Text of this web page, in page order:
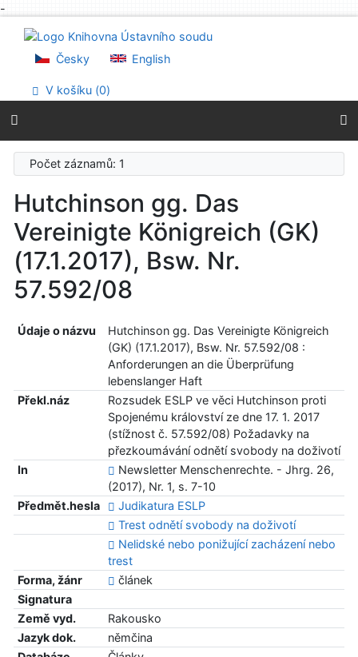
-
Přejít na menu
Prohlášení o webové přístupnosti
Česky English
V košíku (0)
Počet záznamů: 1
Hutchinson gg. Das
Vereinigte Königreich (GK)
(17.1.2017), Bsw. Nr.
57.592/08
Údaje o názvu
Hutchinson gg. Das Vereinigte Königreich
(GK) (17.1.2017), Bsw. Nr. 57.592/08 :
Anforderungen an die Überprüfung
lebenslanger Haft
Překl.náz
Rozsudek ESLP ve věci Hutchinson proti
Spojenému království ze dne 17. 1. 2017
(stížnost č. 57.592/08) Požadavky na
přezkoumávání odnětí svobody na doživotí
In
Newsletter Menschenrechte. - Jhrg. 26,
(2017), Nr. 1, s. 7-10
Předmět.hesla
Judikatura ESLP
Trest odnětí svobody na doživotí
Nelidské nebo ponižující zacházení nebo
trest
Forma, žánr
článek
Signatura
Země vyd.
Rakousko
Jazyk dok.
němčina